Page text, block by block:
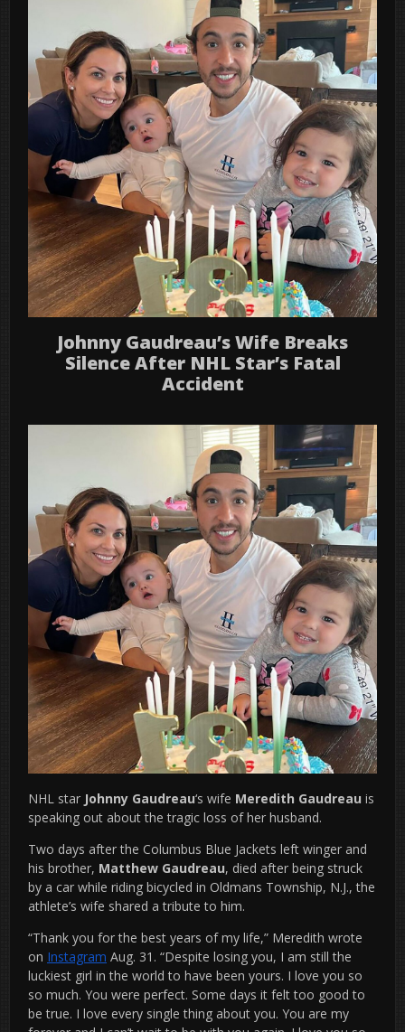
Johnny Gaudreau’s Wife Breaks
Silence After NHL Star’s Fatal
Accident
NHL star Johnny Gaudreau‘s wife Meredith Gaudreau is
speaking out about the tragic loss of her husband.
Two days after the Columbus Blue Jackets left winger and
his brother, Matthew Gaudreau, died after being struck
by a car while riding bicycled in Oldmans Township, N.J., the
athlete’s wife shared a tribute to him.
“Thank you for the best years of my life,” Meredith wrote
on Instagram Aug. 31. “Despite losing you, I am still the
luckiest girl in the world to have been yours. I love you so
so much. You were perfect. Some days it felt too good to
be true. I love every single thing about you. You are my